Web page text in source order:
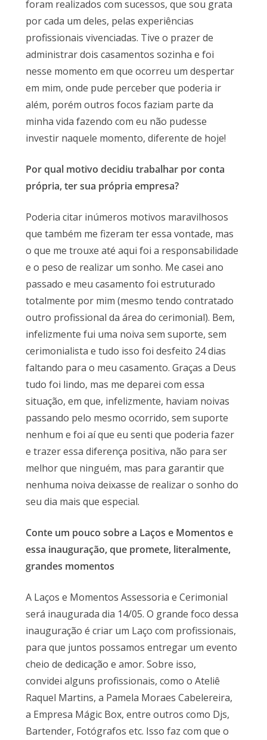
foram realizados com sucessos, que sou grata
por cada um deles, pelas experiências
profissionais vivenciadas. Tive o prazer de
administrar dois casamentos sozinha e foi
nesse momento em que ocorreu um despertar
em mim, onde pude perceber que poderia ir
além, porém outros focos faziam parte da
minha vida fazendo com eu não pudesse
investir naquele momento, diferente de hoje!
Por qual motivo decidiu trabalhar por conta
própria, ter sua própria empresa?
Poderia citar inúmeros motivos maravilhosos
que também me fizeram ter essa vontade, mas
o que me trouxe até aqui foi a responsabilidade
e o peso de realizar um sonho. Me casei ano
passado e meu casamento foi estruturado
totalmente por mim (mesmo tendo contratado
outro profissional da área do cerimonial). Bem,
infelizmente fui uma noiva sem suporte, sem
cerimonialista e tudo isso foi desfeito 24 dias
faltando para o meu casamento. Graças a Deus
tudo foi lindo, mas me deparei com essa
situação, em que, infelizmente, haviam noivas
passando pelo mesmo ocorrido, sem suporte
nenhum e foi aí que eu senti que poderia fazer
e trazer essa diferença positiva, não para ser
melhor que ninguém, mas para garantir que
nenhuma noiva deixasse de realizar o sonho do
seu dia mais que especial.
Conte um pouco sobre a Laços e Momentos e
essa inauguração, que promete, literalmente,
grandes momentos
A Laços e Momentos Assessoria e Cerimonial
será inaugurada dia 14/05. O grande foco dessa
inauguração é criar um Laço com profissionais,
para que juntos possamos entregar um evento
cheio de dedicação e amor. Sobre isso,
convidei alguns profissionais, como o Ateliê
Raquel Martins, a Pamela Moraes Cabelereira,
a Empresa Mágic Box, entre outros como Djs,
Bartender, Fotógrafos etc. Isso faz com que o